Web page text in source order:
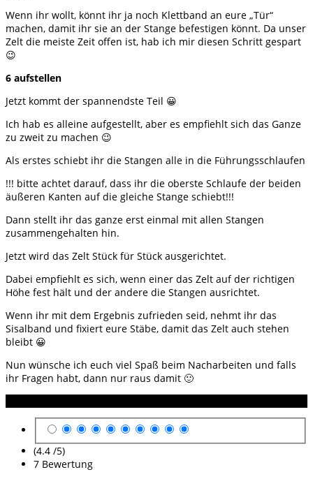
Wenn ihr wollt, könnt ihr ja noch Klettband an eure „Tür“
machen, damit ihr sie an der Stange befestigen könnt. Da unser
Zelt die meiste Zeit offen ist, hab ich mir diesen Schritt gespart
😉
6 aufstellen
Jetzt kommt der spannendste Teil 😀
Ich hab es alleine aufgestellt, aber es empfiehlt sich das Ganze
zu zweit zu machen 😉
Als erstes schiebt ihr die Stangen alle in die Führungsschlaufen
!!! bitte achtet darauf, dass ihr die oberste Schlaufe der beiden
äußeren Kanten auf die gleiche Stange schiebt!!!
Dann stellt ihr das ganze erst einmal mit allen Stangen
zusammengehalten hin.
Jetzt wird das Zelt Stück für Stück ausgerichtet.
Dabei empfiehlt es sich, wenn einer das Zelt auf der richtigen
Höhe fest hält und der andere die Stangen ausrichtet.
Wenn ihr mit dem Ergebnis zufrieden seid, nehmt ihr das
Sisalband und fixiert eure Stäbe, damit das Zelt auch stehen
bleibt 😀
Nun wünsche ich euch viel Spaß beim Nacharbeiten und falls
ihr Fragen habt, dann nur raus damit 🙂
(4.4 /5)
7 Bewertung